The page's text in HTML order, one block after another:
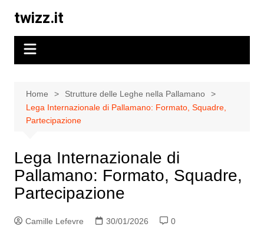
content
twizz.it
Home
Strutture delle Leghe nella Pallamano
Lega Internazionale di Pallamano: Formato, Squadre,
Partecipazione
Lega Internazionale di
Pallamano: Formato, Squadre,
Partecipazione
Camille Lefevre 30/01/2026
0